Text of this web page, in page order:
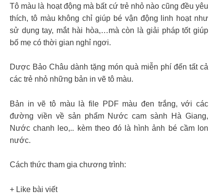
Tô màu là hoạt động mà bất cứ trẻ nhỏ nào cũng đều yêu
thích, tô màu không chỉ giúp bé vận động linh hoạt như
sử dụng tay, mắt hài hòa,…mà còn là giải pháp tốt giúp
bố mẹ có thời gian nghỉ ngơi.
Dược Bảo Châu dành tặng món quà miễn phí đến tất cả
các trẻ nhỏ những bản in vẽ tô màu.
Bản in vẽ tô màu là file PDF màu đen trắng, với các
đường viền về sản phẩm Nước cam sành Hà Giang,
Nước chanh leo,.. kèm theo đó là hình ảnh bé cầm lon
nước.
Cách thức tham gia chương trình:
+ Like bài viết